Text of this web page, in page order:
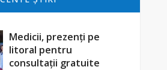
Medicii, prezenți pe
litoral pentru
consultații gratuite